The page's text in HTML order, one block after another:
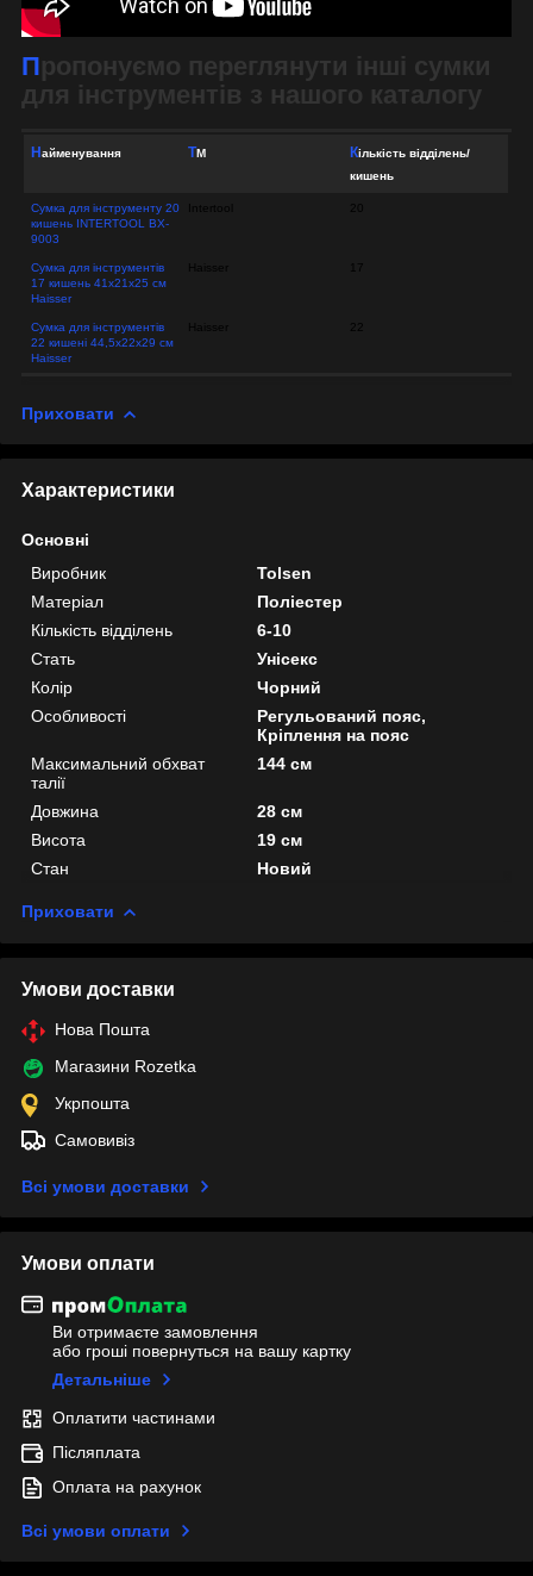
Пропонуємо переглянути інші сумки
для інструментів з нашого каталогу
Найменування ТМ Кількість відділень/
кишень
Сумка для інструменту 20
кишень INTERTOOL BX-
9003
Сумка для інструментів
17 кишень 41х21х25 см
Haisser
Haisser 17
Сумка для інструментів
22 кишені 44,5х22х29 см
Haisser
Haisser
Приховати
Характеристики
Основні
Виробник
Tolsen
Матеріал
Поліестер
Кількість відділень
6-10
Стать
Унісекс
Колір
Чорний
Особливості
Регульований пояс,
Кріплення на пояс
Максимальний обхват
талії
144 см
Довжина
28 см
Висота
19 см
Стан
Новий
Приховати
Умови доставки
Нова Пошта
Магазини Rozetka
Укрпошта
Самовивіз
Всі умови доставки
Умови оплати
Ви отримаєте замовлення
або гроші повернуться на вашу картку
Детальніше
Оплатити частинами
Післяплата
Оплата на рахунок
Всі умови оплати